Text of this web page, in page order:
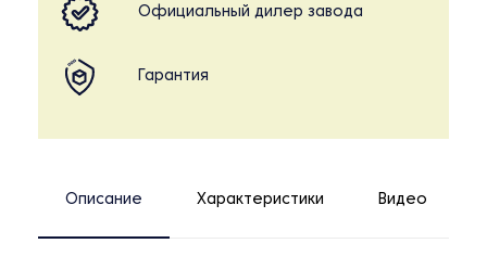
Официальный дилер завода
Гарантия
Описание Характеристики Видео